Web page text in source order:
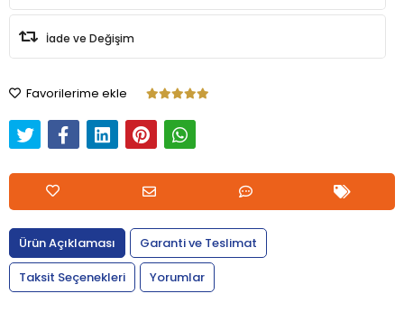
İade ve Değişim
Favorilerime ekle
Ürün Açıklaması
Garanti ve Teslimat
Taksit Seçenekleri
Yorumlar